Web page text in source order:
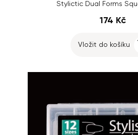
Stylictic Dual Forms
174 Kč
Vložit do košíku